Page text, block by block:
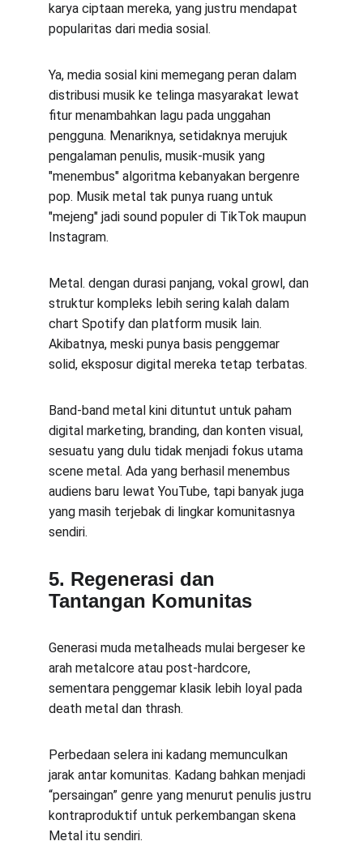
karya ciptaan mereka, yang justru mendapat
popularitas dari media sosial.
Ya, media sosial kini memegang peran dalam
distribusi musik ke telinga masyarakat lewat
fitur menambahkan lagu pada unggahan
pengguna. Menariknya, setidaknya merujuk
pengalaman penulis, musik-musik yang
"menembus" algoritma kebanyakan bergenre
pop. Musik metal tak punya ruang untuk
"mejeng" jadi sound populer di TikTok maupun
Instagram.
Metal. dengan durasi panjang, vokal growl, dan
struktur kompleks lebih sering kalah dalam
chart Spotify dan platform musik lain.
Akibatnya, meski punya basis penggemar
solid, eksposur digital mereka tetap terbatas.
Band-band metal kini dituntut untuk paham
digital marketing, branding, dan konten visual,
sesuatu yang dulu tidak menjadi fokus utama
scene metal. Ada yang berhasil menembus
audiens baru lewat YouTube, tapi banyak juga
yang masih terjebak di lingkar komunitasnya
sendiri.
5. Regenerasi dan
Tantangan Komunitas
Generasi muda metalheads mulai bergeser ke
arah metalcore atau post-hardcore,
sementara penggemar klasik lebih loyal pada
death metal dan thrash.
Perbedaan selera ini kadang memunculkan
jarak antar komunitas. Kadang bahkan menjadi
“persaingan” genre yang menurut penulis justru
kontraproduktif untuk perkembangan skena
Metal itu sendiri.